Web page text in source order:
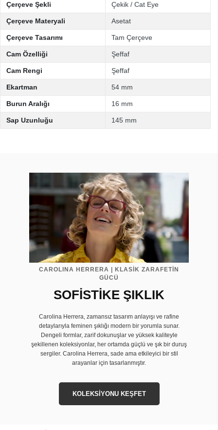
Çerçeve Şekli Çekik / Cat Eye
Çerçeve Materyali Asetat
Çerçeve Tasarımı Tam Çerçeve
Cam Özelliği Şeffaf
Cam Rengi Şeffaf
Ekartman 54 mm
Burun Aralığı 16 mm
Sap Uzunluğu 145 mm
CAROLINA HERRERA | KLASİK ZARAFETİN
GÜCÜ
SOFİSTİKE ŞIKLIK
Carolina Herrera, zamansız tasarım anlayışı ve rafine
detaylarıyla feminen şıklığı modern bir yorumla sunar.
Dengeli formlar, zarif dokunuşlar ve yüksek kaliteyle
şekillenen koleksiyonlar, her ortamda güçlü ve şık bir duruş
sergiler. Carolina Herrera, sade ama etkileyici bir stil
arayanlar için tasarlanmıştır.
KOLEKSİYONU KEŞFET